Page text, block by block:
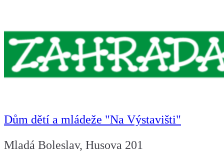
Dům dětí a mládeže "Na Výstavišti"
Mladá Boleslav, Husova 201